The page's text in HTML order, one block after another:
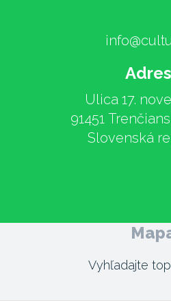
Ulica 17.
91451
Slovenská
Vyhľadajte